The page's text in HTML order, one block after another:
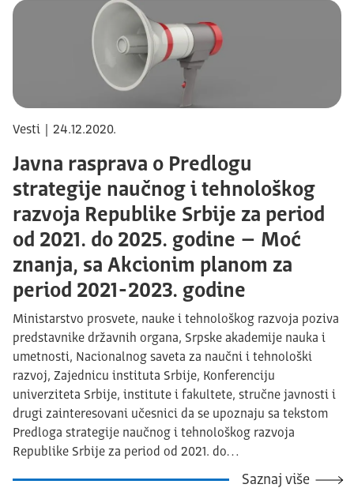
Vesti | 24.12.2020.
Javna rasprava o Predlogu
strategije naučnog i tehnološkog
razvoja Republike Srbije za period
od 2021. do 2025. godine – Moć
znanja, sa Akcionim planom za
period 2021-2023. godine
Ministarstvo prosvete, nauke i tehnološkog razvoja poziva
predstavnike državnih organa, Srpske akademije nauka i
umetnosti, Nacionalnog saveta za naučni i tehnološki
razvoj, Zajednicu instituta Srbije, Konferenciju
univerziteta Srbije, institute i fakultete, stručne javnosti i
drugi zainteresovani učesnici da se upoznaju sa tekstom
Predloga strategije naučnog i tehnološkog razvoja
Republike Srbije za period od 2021. do…
Saznaj više